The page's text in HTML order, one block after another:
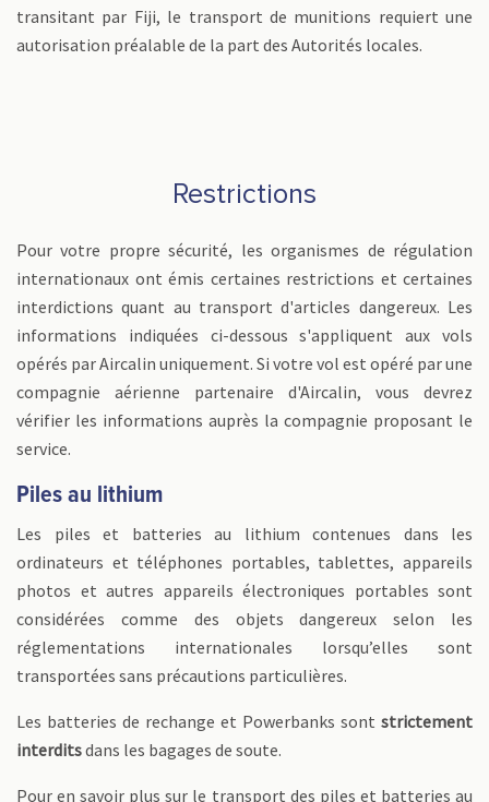
transitant par Fiji, le transport de munitions requiert une
autorisation préalable de la part des Autorités locales.
Restrictions
Pour votre propre sécurité, les organismes de régulation
internationaux ont émis certaines restrictions et certaines
interdictions quant au transport d'articles dangereux. Les
informations indiquées ci-dessous s'appliquent aux vols
opérés par Aircalin uniquement. Si votre vol est opéré par une
compagnie aérienne partenaire d'Aircalin, vous devrez
vérifier les informations auprès la compagnie proposant le
service.
Piles au lithium
Les piles et batteries au lithium contenues dans les
ordinateurs et téléphones portables, tablettes, appareils
photos et autres appareils électroniques portables sont
considérées comme des objets dangereux selon les
réglementations internationales lorsqu’elles sont
transportées sans précautions particulières.
Les batteries de rechange et Powerbanks sont strictement
interditsdans les bagages de soute.
Pour en savoir plus sur le transport des piles et batteries au